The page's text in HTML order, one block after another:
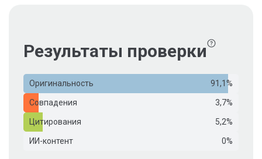
Результаты проверки
Оригинальность 91,1%
Совпадения 3,7%
Цитирования 5,2%
ИИ-контент 0%